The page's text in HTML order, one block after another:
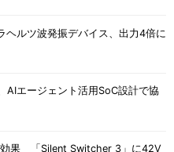
ヘルツ波発振デバイス、出力4倍に
AIエージェント活用SoC設計で協
効果 「Silent Switcher 3」に42V